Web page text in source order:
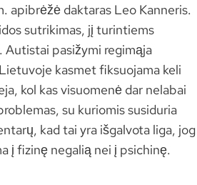
apibrėžė daktaras Leo Kanneris.
sutrikimas, jį turintiems
pasižymi regimąja
kasmet fiksuojama keli
kol kas visuomenė dar nelabai
su kuriomis susiduria
kad tai yra išgalvota liga, jog
į fizinę negalią nei į psichinę.